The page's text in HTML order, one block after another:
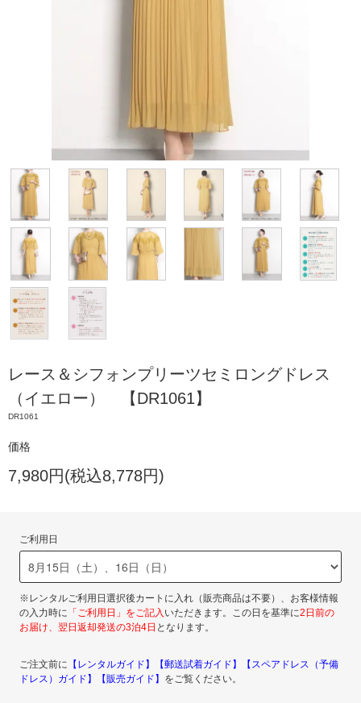
レース＆シフォンプリーツセミロングドレス
（イエロー） 【DR1061】
DR1061
価格
7,980円(税込8,778円)
ご利用日
※レンタルご利用日選択後カートに入れ（販売商品は不要）、お客様情報
の入力時に 「ご利用日」をご記入 いただきます。この日を基準に2日前の
お届け、翌日返却発送の3泊4日 となります。
ご注文前に 【レンタルガイド】 【郵送試着ガイド】
【スペアドレス（予備
ドレス）ガイド】
【販売ガイド】 をご覧ください。